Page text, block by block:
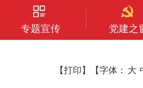
专题宣传 党建之
【打印】 【字体： 大